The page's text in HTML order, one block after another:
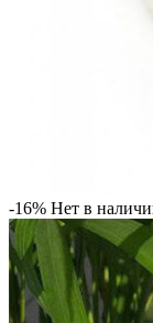
-16% Нет в